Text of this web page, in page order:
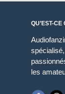
QU’EST-CE
les